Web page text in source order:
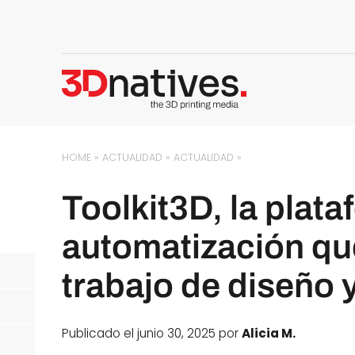
HOME »ACTUALIDAD »ACTUALIDAD »
Toolkit3D, la
automatización
trabajo de diseño
Publicado el junio 30, 2025 porAlicia M.